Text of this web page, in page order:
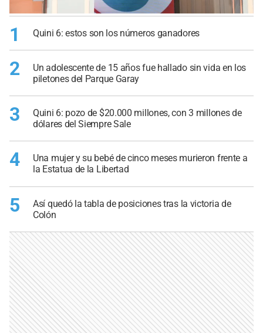
1 Quini 6: estos son los números ganadores
2
Un adolescente de 15 años fue hallado sin vida en los
piletones del Parque Garay
3
Quini 6: pozo de $20.000 millones, con 3 millones de
dólares del Siempre Sale
4
Una mujer y su bebé de cinco meses murieron frente a
la Estatua de la Libertad
5
Así quedó la tabla de posiciones tras la victoria de
Colón